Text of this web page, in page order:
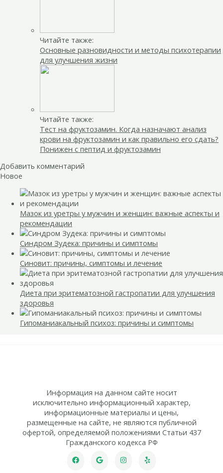
Читайте также:
Основные разновидности и методы психотерапии
для улучшения жизни
Читайте также:
Тест на фруктозамин. Когда назначают анализ
крови на фруктозамин и как правильно его сдать?
Понижен с пептид и фруктозамин
Добавить комментарий
Новое
Мазок из уретры у мужчин и женщин: важные аспекты и
рекомендации
Синдром Зудека: причины и симптомы
Синовит: причины, симптомы и лечение
Диета при эритематозной гастропатии для улучшения
здоровья
Гипоманиакальный психоз: причины и симптомы
Информация на данном сайте носит
исключительно информационный характер,
информационные материалы и цены,
размещенные на сайте, не являются публичной
офертой, определяемой положениями Статьи 437
Гражданского кодекса РФ